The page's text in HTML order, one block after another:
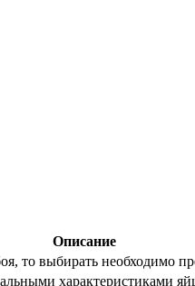
Описание
выбирать необходимо
характеристиками